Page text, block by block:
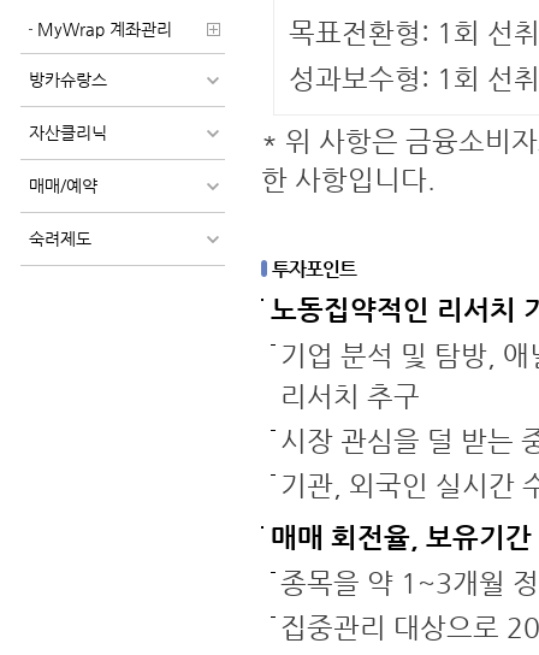
MyWrap 계좌관리
방카슈랑스
자산클리닉
매매/예약
숙려제도
목표전환형: 1회 선
성과보수형: 1회 선
* 위 사항은 금융소비
한 사항입니다.
투자포인트
노동집약적인 리서치
기업 분석 및 탐방,
리서치 추구
시장 관심을 덜 받는
기관, 외국인 실시간
매매 회전율, 보유기
종목을 약 1~3개월
집중관리 대상으로